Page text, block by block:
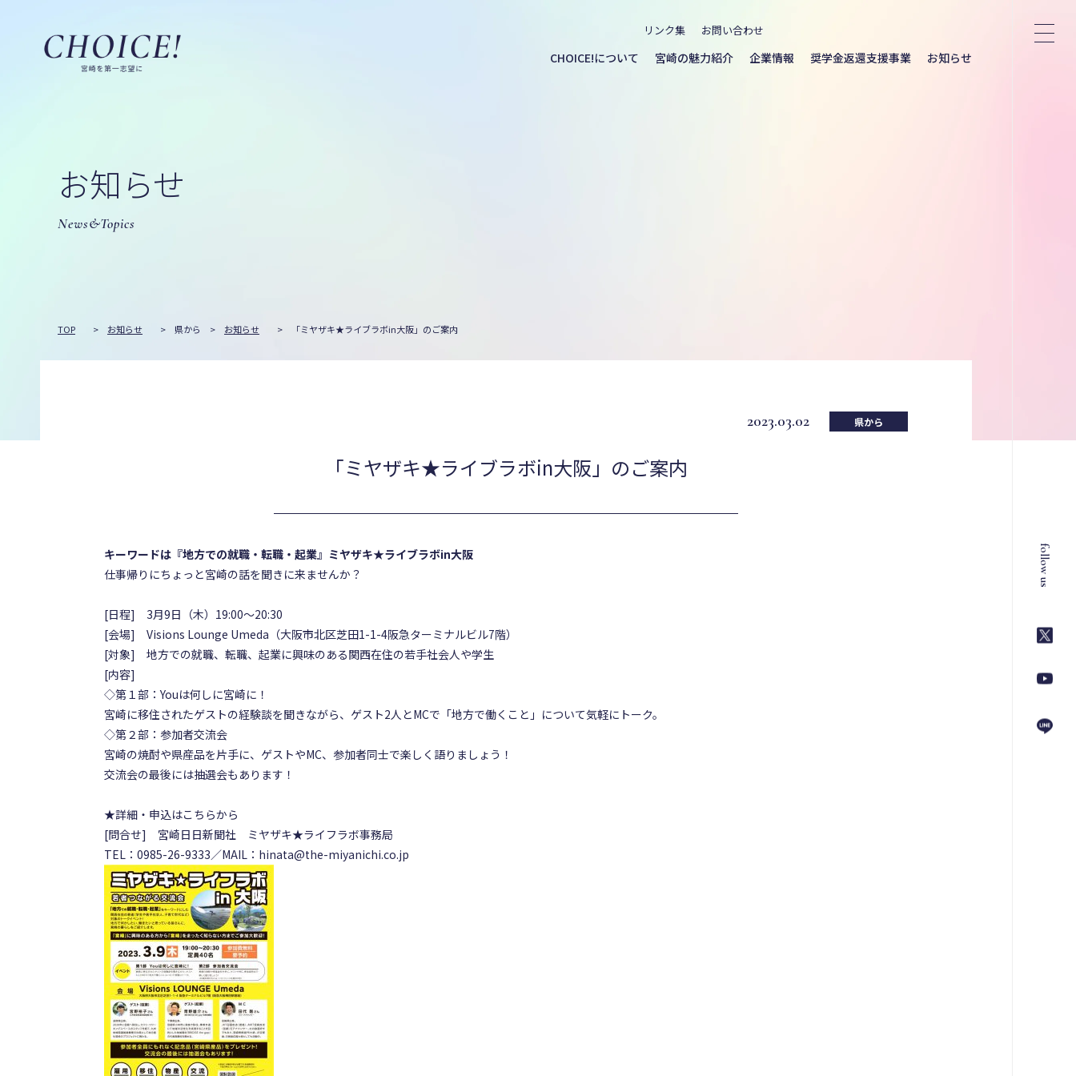
リンク集 お問い合わせ
CHOICE!について 宮崎の魅力紹介 企業情報 奨学金返還支援事業 お知らせ
お知らせ
News&Topics
TOP > お知らせ > 県から > お知らせ > 「ミヤザキ★ライブラボin大阪」のご案内
2023.03.02 県から
「ミヤザキ★ライブラボin大阪」のご案内
キーワードは『地方での就職・転職・起業』ミヤザキ★ライブラボin大阪
仕事帰りにちょっと宮崎の話を聞きに来ませんか？
[日程] 3月9日（木）19:00～20:30
[会場] Visions Lounge Umeda（大阪市北区芝田1-1-4阪急ターミナルビル7階）
[対象] 地方での就職、転職、起業に興味のある関西在住の若手社会人や学生
[内容]
◇第１部 ：Youは何しに宮崎に！
宮崎に移住されたゲストの経験談を聞きながら、ゲスト2人とMCで「地方で働くこと」について気軽にトーク。
◇第２部：参加者交流会
宮崎の焼酎や県産品を片手に、ゲストやMC、参加者同士で楽しく語りましょう！
交流会の最後には抽選会もあります！
★詳細・申込はこちらから
[問合せ] 宮崎日日新聞社 ミヤザキ★ライフラボ事務局
TEL：0985-26-9333／MAIL： hinata@the-miyanichi.co.jp
follow us